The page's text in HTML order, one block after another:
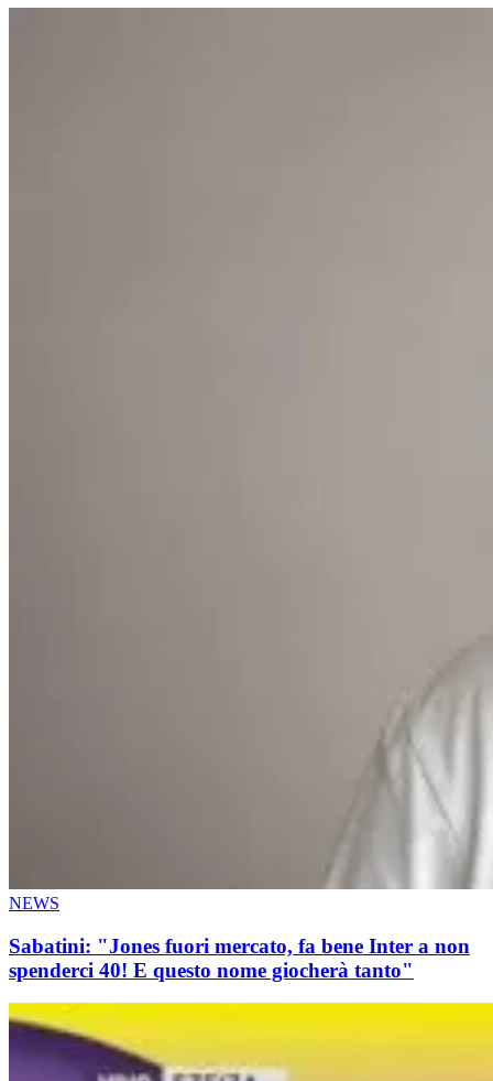
NEWS
Sabatini: "Jones fuori mercato, fa bene Inter a non
spenderci 40! E questo nome giocherà tanto"